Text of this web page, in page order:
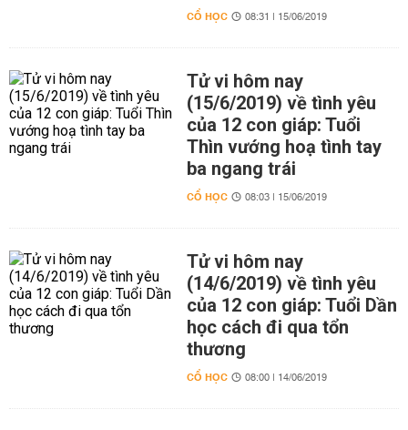
CỔ HỌC 08:31 | 15/06/2019
Tử vi hôm nay
(15/6/2019) về tình yêu
của 12 con giáp: Tuổi
Thìn vướng hoạ tình tay
ba ngang trái
CỔ HỌC 08:03 | 15/06/2019
Tử vi hôm nay
(14/6/2019) về tình yêu
của 12 con giáp: Tuổi Dần
học cách đi qua tổn
thương
CỔ HỌC 08:00 | 14/06/2019